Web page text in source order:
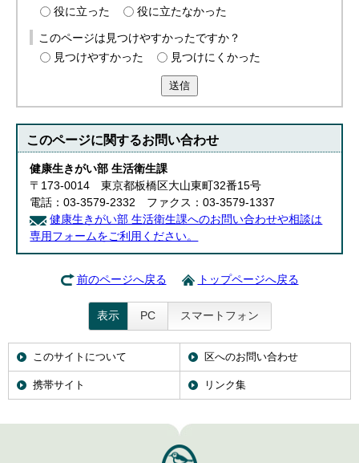
役に立った
役に立たなかった
このページは見つけやすかったですか？
見つけやすかった
見つけにくかった
送信
このページに関するお問い合わせ
健康生きがい部 生活衛生課
〒173-0014 東京都板橋区大山東町32番15号
電話：03-3579-2332 ファクス：03-3579-1337
健康生きがい部 生活衛生課へのお問い合わせや相談は
専用フォームをご利用ください。
前のページへ戻る トップページへ戻る
表示 PC スマートフォン
このサイトについて 区へのお問い合わせ
携帯サイト リンク集